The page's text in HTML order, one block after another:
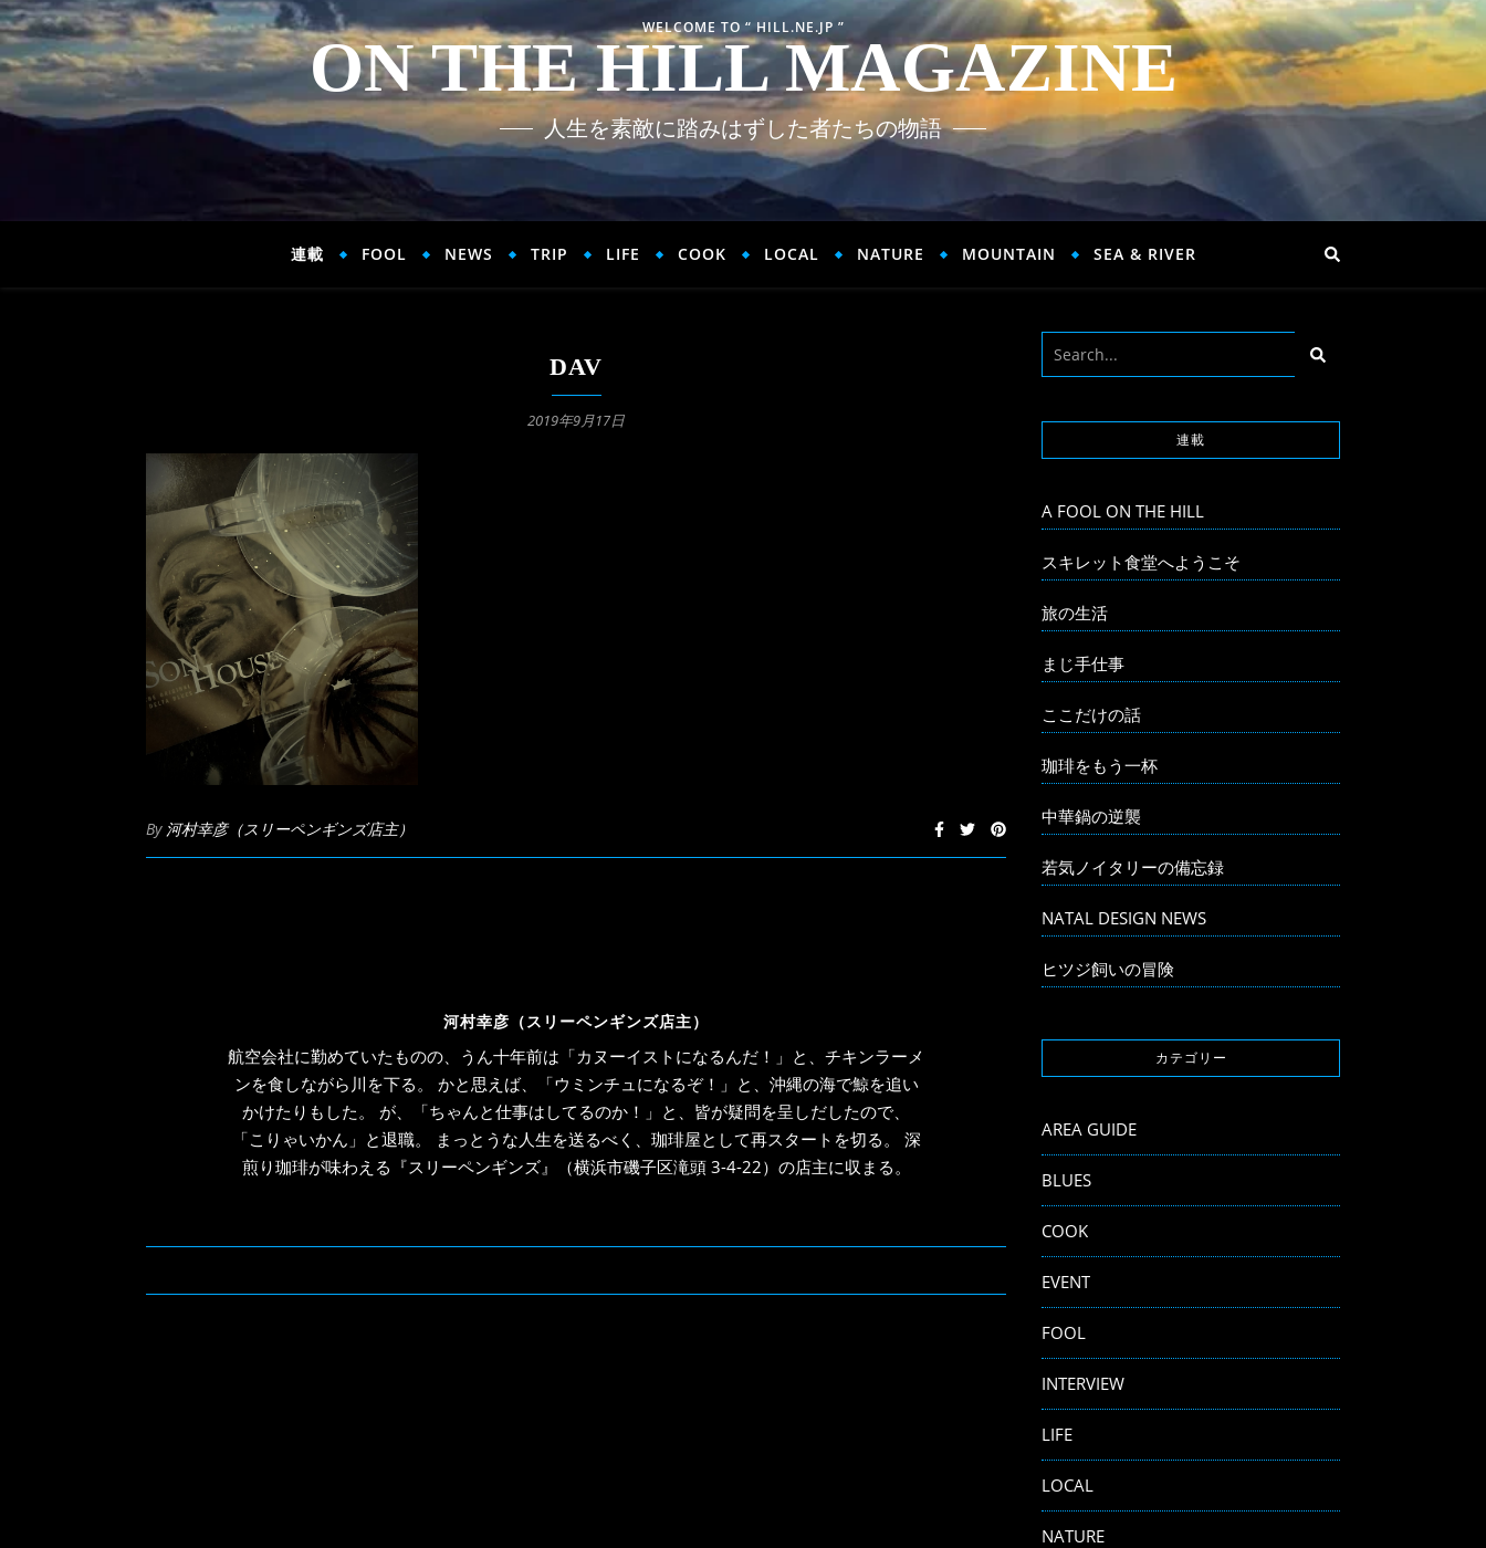
WELCOME TO “ HILL.NE.JP ”
ON THE HILL MAGAZINE
人生を素敵に踏みはずした者たちの物語
連載 FOOL NEWS TRIP LIFE COOK LOCAL NATURE MOUNTAIN SEA & RIVER
DAV
2019年9月17日
By 河村幸彦（スリーペンギンズ店主）
河村幸彦（スリーペンギンズ店主）
航空会社に勤めていたものの、うん十年前は「カヌーイストになるんだ！」と、チキンラーメ
ンを食しながら川を下る。 かと思えば、「ウミンチュになるぞ！」と、沖縄の海で鯨を追い
かけたりもした。 が、「ちゃんと仕事はしてるのか！」と、皆が疑問を呈しだしたので、
「こりゃいかん」と退職。 まっとうな人生を送るべく、珈琲屋として再スタートを切る。 深
煎り珈琲が味わえる『スリーペンギンズ』（横浜市磯子区滝頭 3-4-22）の店主に収まる。
連載
A FOOL ON THE HILL
スキレット食堂へようこそ
旅の生活
まじ手仕事
ここだけの話
珈琲をもう一杯
中華鍋の逆襲
若気ノイタリーの備忘録
NATAL DESIGN NEWS
ヒツジ飼いの冒険
カテゴリー
AREA GUIDE
BLUES
COOK
EVENT
FOOL
INTERVIEW
LIFE
LOCAL
NATURE